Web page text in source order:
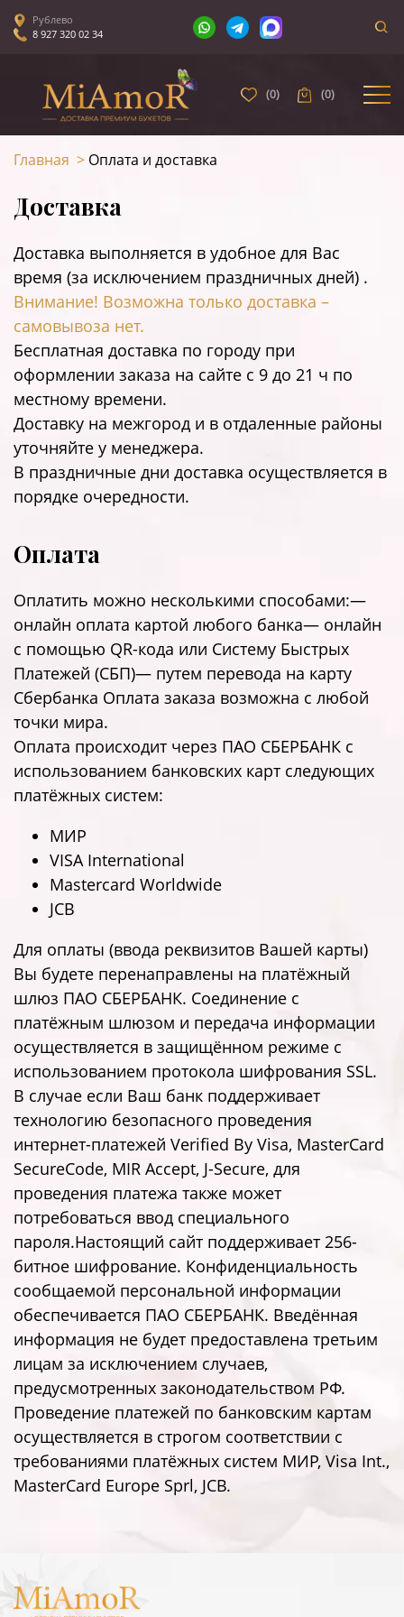
Рублево
8 927 320 02 34
(0) (0)
Главная > Оплата и доставка
Доставка
Доставка выполняется в удобное для Вас
время (за исключением праздничных дней) .
Внимание! Возможна только доставка –
самовывоза нет.
Бесплатная доставка по городу при
оформлении заказа на сайте c 9 до 21 ч по
местному времени.
Доставку на межгород и в отдаленные районы
уточняйте у менеджера.
В праздничные дни доставка осуществляется в
порядке очередности.
Оплата
Оплатить можно несколькими способами:—
онлайн оплата картой любого банка— онлайн
с помощью QR-кода или Систему Быстрых
Платежей (СБП)— путем перевода на карту
Сбербанка Оплата заказа возможна с любой
точки мира.
Оплата происходит через ПАО СБЕРБАНК с
использованием банковских карт следующих
платёжных систем:
МИР
VISA International
Mastercard Worldwide
JCB
Для оплаты (ввода реквизитов Вашей карты)
Вы будете перенаправлены на платёжный
шлюз ПАО СБЕРБАНК. Соединение с
платёжным шлюзом и передача информации
осуществляется в защищённом режиме с
использованием протокола шифрования SSL.
В случае если Ваш банк поддерживает
технологию безопасного проведения
интернет-платежей Verified By Visa, MasterCard
SecureCode, MIR Accept, J-Secure, для
проведения платежа также может
потребоваться ввод специального
пароля.Настоящий сайт поддерживает 256-
битное шифрование. Конфиденциальность
сообщаемой персональной информации
обеспечивается ПАО СБЕРБАНК. Введённая
информация не будет предоставлена третьим
лицам за исключением случаев,
предусмотренных законодательством РФ.
Проведение платежей по банковским картам
осуществляется в строгом соответствии с
требованиями платёжных систем МИР, Visa Int.,
MasterCard Europe Sprl, JCB.